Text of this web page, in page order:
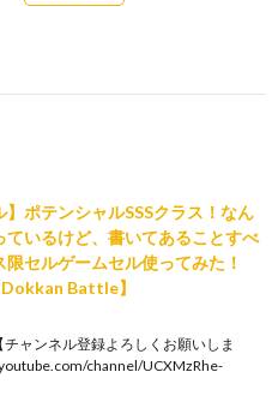
】ポテンシャルSSSクラス！なん
ているけど、書いてあることすべ
セルゲームセル使ってみた！
Battle】
ャンネル登録よろしくお願いしま
channel/UCXMzRhe-